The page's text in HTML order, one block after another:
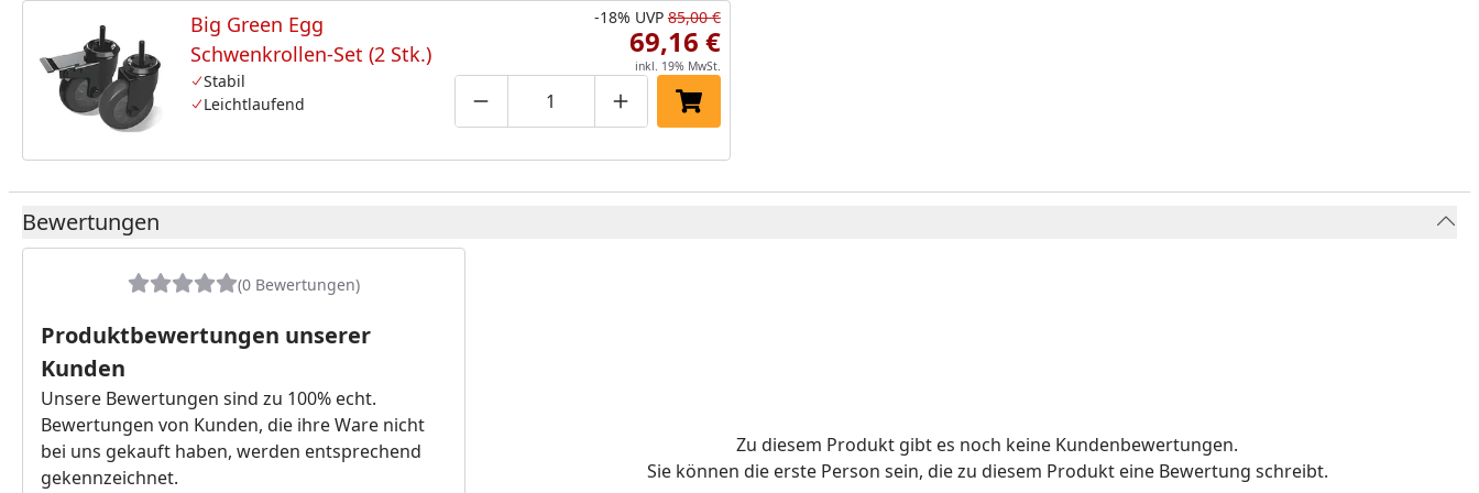
Big Green Egg
Schwenkrollen-Set (2 Stk.)
Stabil
Leichtlaufend
Produktmenge um eins verringern
Produktmenge manuell eingeben
Produktmenge um eins erhöhen
In den Einkaufswagen legen
-18% UVP 85,00 €
69,16 €
inkl. 19% MwSt.
Bewertungen
(0 Bewertungen)
Produktbewertungen unserer
Kunden
Unsere Bewertungen sind zu 100% echt.
Bewertungen von Kunden, die ihre Ware nicht
bei uns gekauft haben, werden entsprechend
gekennzeichnet.
Zu diesem Produkt gibt es noch keine Kundenbewertungen.
Sie können die erste Person sein, die zu diesem Produkt eine Bewertung schreibt.